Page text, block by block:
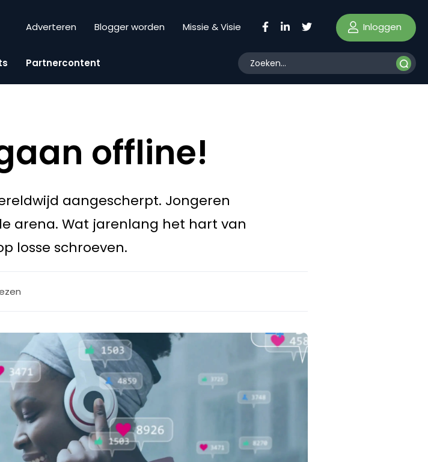
Adverteren Blogger worden Missie & Visie Inloggen
Partnercontent
offline!
aangescherpt. Jongeren
arena. Wat jarenlang het hart van
losse schroeven.